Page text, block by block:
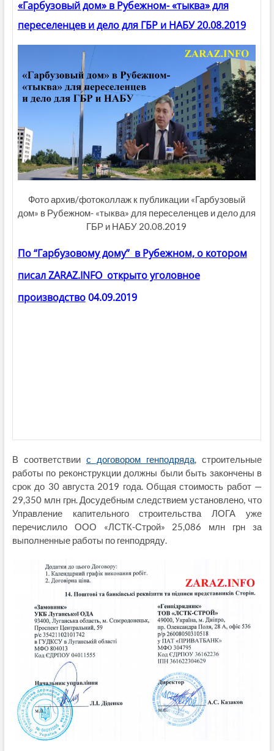
«Гарбузовый дом» в Рубежном- «тыква» для
переселенцев и дело для ГБР и НАБУ 20.08.2019
Фото архив/фотоколлаж к публикации «Гарбузовый
дом» в Рубежном- «тыква» для переселенцев и дело для
ГБР и НАБУ 20.08.2019
По “Гарбузовому дому” в Рубежном, о котором
писал ZARAZ.INFO открыто уголовное
производство04.09.2019
В соответствии с договором генподряда, строительные
работы по реконструкции должны были быть закончены в
срок до 30 августа 2019 года. Общая стоимость работ —
29,350 млн грн. Досудебным следствием установлено, что
Управление капительного строительства ЛОГА уже
перечислило ООО «ЛСТК-Строй» 25,086 млн грн за
выполненные работы по генподряду.